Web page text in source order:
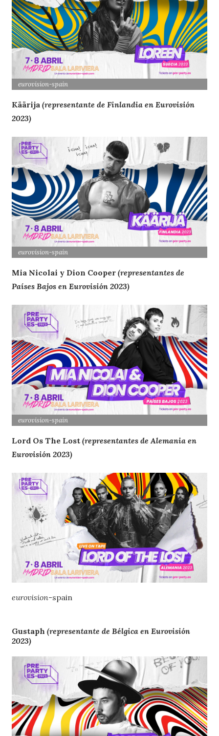
eurovision-spain
Käärija (representante de Finlandia en Eurovisión
2023)
eurovision-spain
Mia Nicolai y Dion Cooper (representantes de
Países Bajos en Eurovisión 2023)
eurovision-spain
Lord Os The Lost (representantes de Alemania en
Eurovisión 2023)
eurovision-spain
Gustaph (representante de Bélgica en Eurovisión
2023)